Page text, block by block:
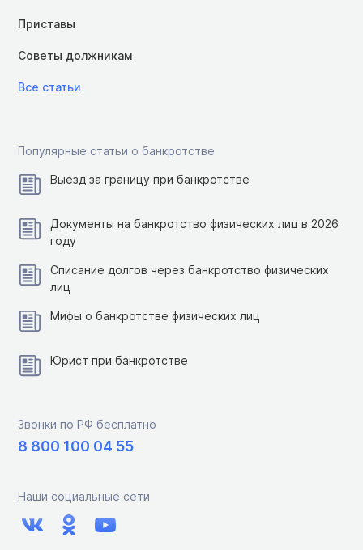
Приставы
Советы должникам
Все статьи
Популярные статьи о банкротстве
Выезд за границу при банкротстве
Документы на банкротство физических лиц в 2026
году
Списание долгов через банкротство физических
лиц
Мифы о банкротстве физических лиц
Юрист при банкротстве
Звонки по РФ бесплатно
8 800 100 04 55
Наши социальные сети